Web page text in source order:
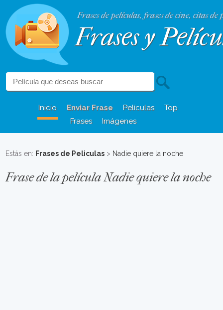
Frases de películas, frases de cine, citas de
Frases y
Inicio Enviar Frase Películas
Top
Frases
Imágenes
Estás en: Frases de Peliculas > Nadie quiere la noche
Frase de la película Nadie quiere la noche